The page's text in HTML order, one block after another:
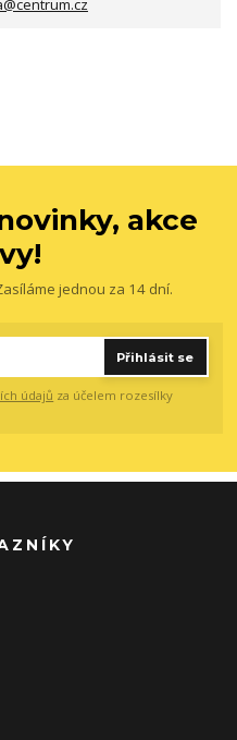
akce
jednou za 14 dní.
Přihlásit se
údajů za účelem rozesílky